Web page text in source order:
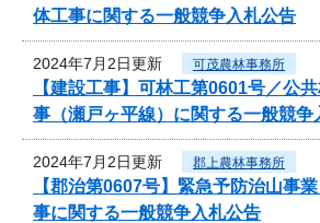
体工事に関する一般競争入札公告
2024年7月2日更新 可茂農林事務所
【建設工事】可林工第0601号／公
事（瀬戸ヶ平線）に関する一般競争
2024年7月2日更新 郡上農林事務所
【郡治第0607号】緊急予防治山事
事に関する一般競争入札公告